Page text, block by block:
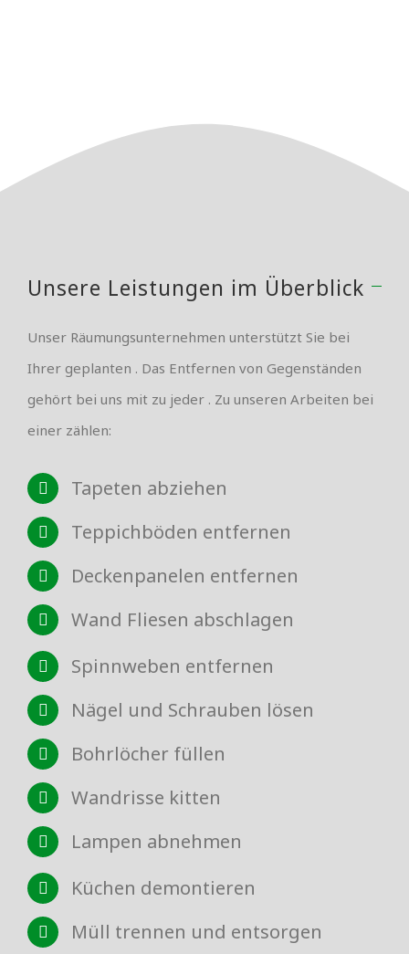
Unsere Leistungen im Überblick
Unser Räumungsunternehmen unterstützt Sie bei
Ihrer geplanten . Das Entfernen von Gegenständen
gehört bei uns mit zu jeder . Zu unseren Arbeiten bei
einer zählen:
Tapeten abziehen
Teppichböden entfernen
Deckenpanelen entfernen
Wand Fliesen abschlagen
Spinnweben entfernen
Nägel und Schrauben lösen
Bohrlöcher füllen
Wandrisse kitten
Lampen abnehmen
Küchen demontieren
Müll trennen und entsorgen